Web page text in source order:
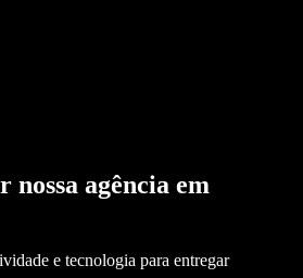
nossa agência em
e tecnologia para entregar